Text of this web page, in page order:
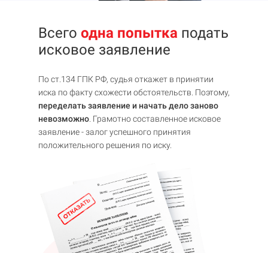
Всего одна попытка подать
исковое заявление
По ст.134 ГПК РФ, судья откажет в принятии
иска по факту схожести обстоятельств. Поэтому,
переделать заявление и начать дело заново
невозможно . Грамотно составленное исковое
заявление - залог успешного принятия
положительного решения по иску.